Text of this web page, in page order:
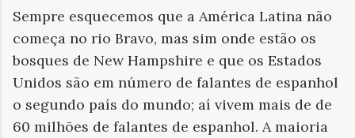
Sempre esquecemos que a América Latina não
começa no rio Bravo, mas sim onde estão os
bosques de New Hampshire e que os Estados
Unidos são em número de falantes de espanhol
o segundo país do mundo; aí vivem mais de de
60 milhões de falantes de espanhol. A maioria